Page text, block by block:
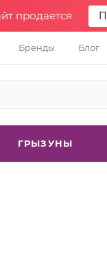
продается
Бренды Блог
ГРЫЗУНЫ